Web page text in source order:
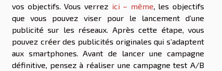
vos objectifs. Vous verrez ici – même , les objectifs
que vous pouvez viser pour le lancement d’une
publicité sur les réseaux. Après cette étape, vous
pouvez créer des publicités originales qui s’adaptent
aux smartphones. Avant de lancer une campagne
définitive, pensez à réaliser une campagne test A/B